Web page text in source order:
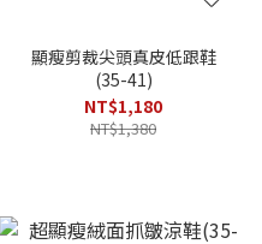
顯瘦剪裁尖頭真皮低跟鞋
(35-41)
NT$1,180
NT$1,380